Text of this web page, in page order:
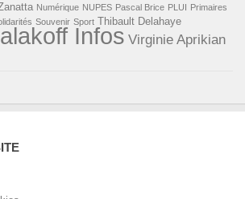
Numérique NUPES Pascal Brice PLUI Primaires
Souvenir Sport Thibault Delahaye
Infos Virginie Aprikian